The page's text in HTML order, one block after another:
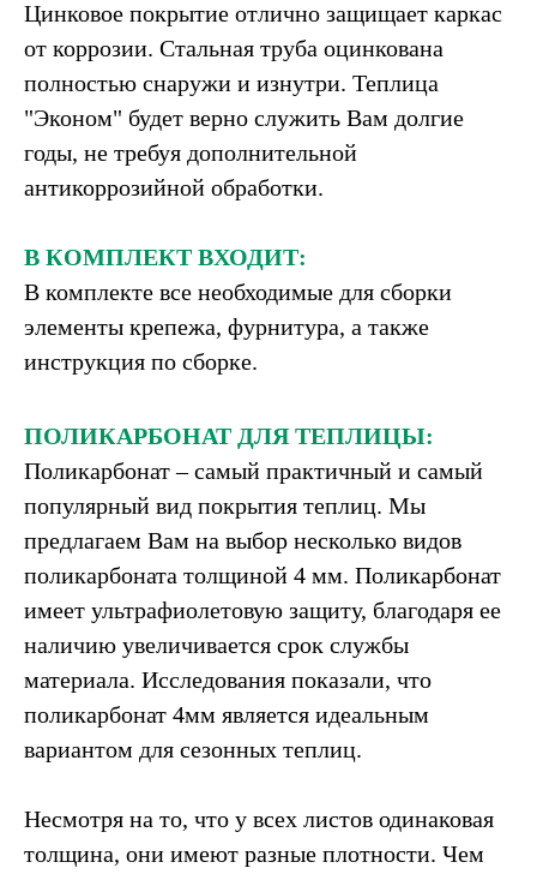
Цинковое покрытие отлично защищает каркас
от коррозии. Стальная труба оцинкована
полностью снаружи и изнутри. Теплица
"Эконом" будет верно служить Вам долгие
годы, не требуя дополнительной
антикоррозийной обработки.
В КОМПЛЕКТ ВХОДИТ:
В комплекте все необходимые для сборки
элементы крепежа, фурнитура, а также
инструкция по сборке.
ПОЛИКАРБОНАТ ДЛЯ ТЕПЛИЦЫ:
Поликарбонат – самый практичный и самый
популярный вид покрытия теплиц. Мы
предлагаем Вам на выбор несколько видов
поликарбоната толщиной 4 мм. Поликарбонат
имеет ультрафиолетовую защиту, благодаря ее
наличию увеличивается срок службы
материала. Исследования показали, что
поликарбонат 4мм является идеальным
вариантом для сезонных теплиц.
Несмотря на то, что у всех листов одинаковая
толщина, они имеют разные плотности. Чем